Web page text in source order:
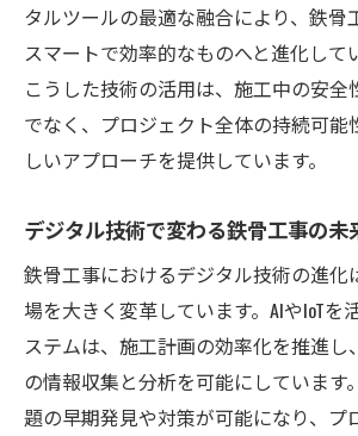
タルツールの最適な融合により、鉄骨
スマートで効率的なものへと進化して
こうした技術の活用は、施工中の安全
でなく、プロジェクト全体の持続可能
しいアプローチを提供しています。
デジタル技術で変わる鉄骨工事の未
鉄骨工事におけるデジタル技術の進化
場を大きく変革しています。AIやIoTを
ステムは、施工計画の効率化を推進し
の情報収集と分析を可能にしています
題の早期発見や対策が可能になり、プ